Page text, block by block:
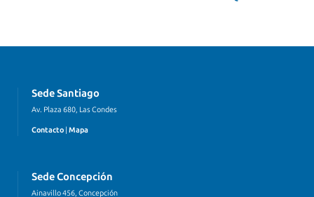
Sede Santiago
Av. Plaza 680, Las Condes
Contacto | Mapa
Sede Concepción
Ainavillo 456, Concepción